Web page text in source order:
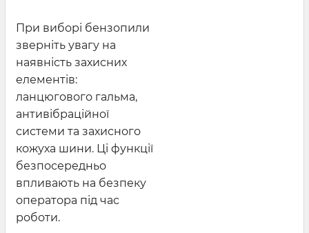
При виборі бензопили
зверніть увагу на
наявність захисних
елементів:
ланцюгового гальма,
антивібраційної
системи та захисного
кожуха шини. Ці функції
безпосередньо
впливають на безпеку
оператора під час
роботи.